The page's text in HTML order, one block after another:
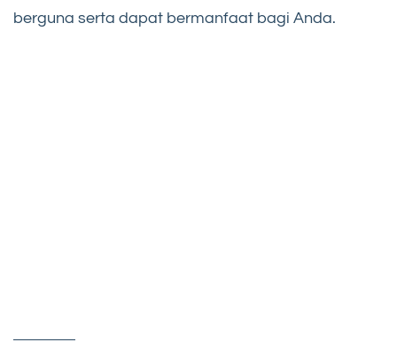
berguna serta dapat bermanfaat bagi Anda.